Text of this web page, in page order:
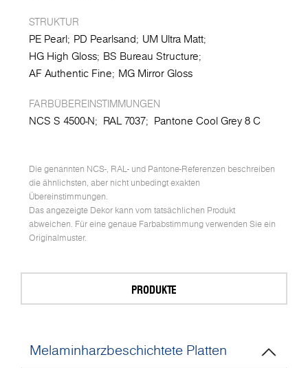
STRUKTUR
PE Pearl PD Pearlsand UM Ultra Matt
HG High Gloss BS Bureau Structure
AF Authentic Fine MG Mirror Gloss
FARBÜBEREINSTIMMUNGEN
NCS S 4500-N; RAL 7037; Pantone Cool Grey 8 C
Die genannten NCS-, RAL- und Pantone-Referenzen beschreiben
die ähnlichsten, aber nicht unbedingt exakten
Übereinstimmungen.
Das angezeigte Dekor kann vom tatsächlichen Produkt
abweichen. Für eine genaue Farbabstimmung verwenden Sie ein
Originalmuster.
PRODUKTE
Melaminharzbeschichtete Platten